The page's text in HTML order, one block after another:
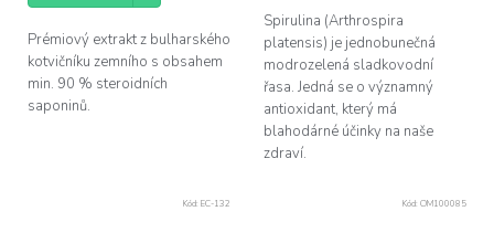
Prémiový extrakt z bulharského
kotvičníku zemního s obsahem
min. 90 % steroidních
saponinů.
Spirulina (Arthrospira
platensis) je jednobunečná
modrozelená sladkovodní
řasa. Jedná se o významný
antioxidant, který má
blahodárné účinky na naše
zdraví.
Kód: EC-132 Kód: OM100085